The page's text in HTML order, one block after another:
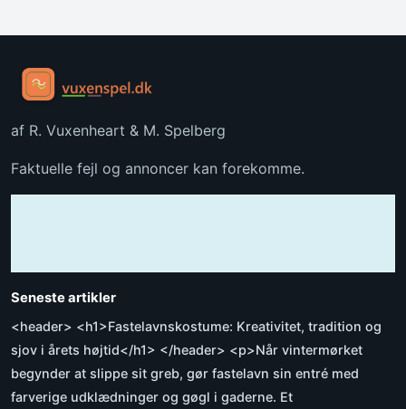
af R. Vuxenheart & M. Spelberg
Faktuelle fejl og annoncer kan forekomme.
Seneste artikler
<header> <h1>Fastelavnskostume: Kreativitet, tradition og
sjov i årets højtid</h1> </header> <p>Når vintermørket
begynder at slippe sit greb, gør fastelavn sin entré med
farverige udklædninger og gøgl i gaderne. Et